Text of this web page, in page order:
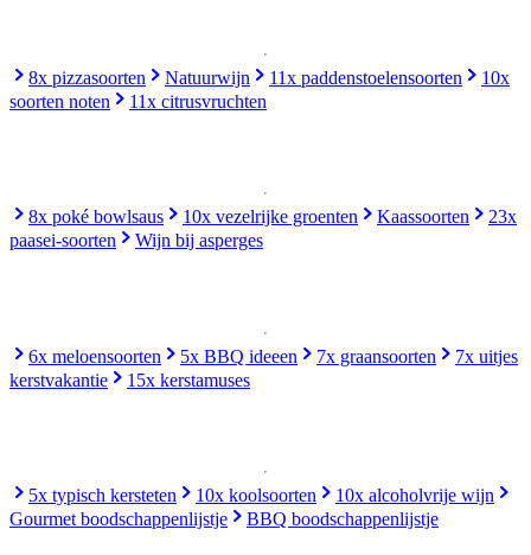
8x pizzasoorten Natuurwijn 11x paddenstoelensoorten
10x
soorten noten
11x citrusvruchten
8x poké bowlsaus 10x vezelrijke groenten Kaassoorten
23x
paasei-soorten
Wijn bij asperges
6x meloensoorten 5x BBQ ideeen 7x graansoorten
7x uitjes
kerstvakantie
15x kerstamuses
5x typisch kersteten 10x koolsoorten
10x alcoholvrije wijn
Gourmet boodschappenlijstje
BBQ boodschappenlijstje